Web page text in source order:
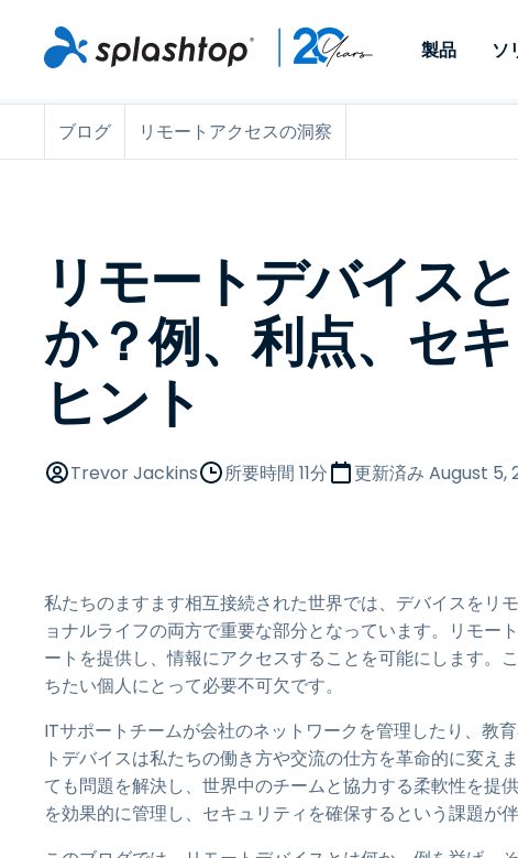
製品
Remote Access
チ管理はアド
用できます。
オプションが
す。
ソ
エンドポイント管理と
リティ
MSP
OEM
リモートアクセス
リモート学習
イベント
お問い合わせ
ブログ リモートアクセスの洞察
リモートデバイス
か？例、利点、セ
ヒント
Trevor Jackins 所要時間 11分 更新済み August 5,
私たちのますます相互接続された世界では、デバイスをリ
ョナルライフの両方で重要な部分となっています。リモ
ートを提供し、情報にアクセスすることを可能にします。
ちたい個人にとって必要不可欠です。
ITサポートチームが会社のネットワークを管理したり、教
トデバイスは私たちの働き方や交流の仕方を革命的に変え
ても問題を解決し、世界中のチームと協力する柔軟性を提
を効果的に管理し、セキュリティを確保するという課題が伴